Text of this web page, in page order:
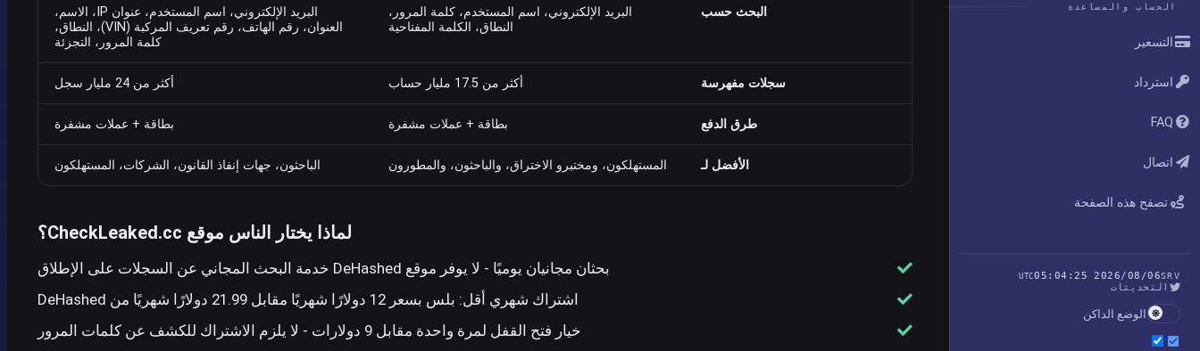
الحساب والمساعدة
التسعير
استرداد
FAQ
اتصال
تصفح هذه الصفحة
SRV
2026/08/06 05:04:25
UTC
التحديثات
الوضع الداكن
البحث حسب
البريد الإلكتروني، اسم المستخدم، كلمة المرور،
النطاق، الكلمة المفتاحية
البريد الإلكتروني، اسم المستخدم، عنوان IP، الاسم،
العنوان، رقم الهاتف، رقم تعريف المركبة (VIN)، النطاق،
كلمة المرور، التجزئة
سجلات مفهرسة أكثر من 17.5 مليار حساب أكثر من 24 مليار سجل
طرق الدفع بطاقة + عملات مشفرة بطاقة + عملات مشفرة
الأفضل لـ المستهلكون، ومختبرو الاختراق، والباحثون، والمطورون الباحثون، جهات إنفاذ القانون، الشركات، المستهلكون
لماذا يختار الناس موقع CheckLeaked.cc؟
بحثان مجانيان يوميًا - لا يوفر موقع DeHashed خدمة البحث المجاني عن السجلات على الإطلاق
اشتراك شهري أقل: بلس بسعر 12 دولارًا شهريًا مقابل 21.99 دولارًا شهريًا من DeHashed
خيار فتح القفل لمرة واحدة مقابل 9 دولارات - لا يلزم الاشتراك للكشف عن كلمات المرور